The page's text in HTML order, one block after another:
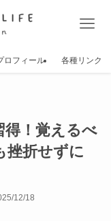
ロフィール 各種リンク
！覚えるべ
挫折せずに
12/18